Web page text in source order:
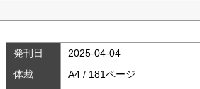
発刊日
2025-04-04
体裁
A4 / 181ページ